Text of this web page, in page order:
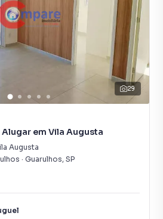
29
em Vila Augusta
Augusta
· Guarulhos, SP